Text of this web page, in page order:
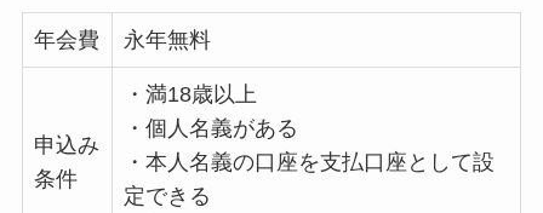
年会費 永年無料
申込み
条件
・満18歳以上
・個人名義がある
・本人名義の口座を支払口座として設
定できる